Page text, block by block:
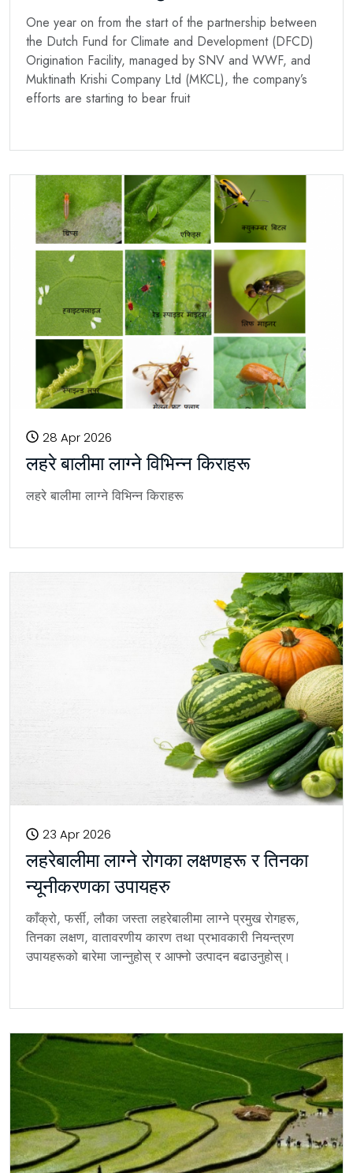
One year on from the start of the partnership between
the Dutch Fund for Climate and Development (DFCD)
Origination Facility, managed by SNV and WWF, and
Muktinath Krishi Company Ltd (MKCL), the company’s
efforts are starting to bear fruit
28 Apr 2026
लहरे बालीमा लाग्ने विभिन्न किराहरू
लहरे बालीमा लाग्ने विभिन्न किराहरू
23 Apr 2026
लहरेबालीमा लाग्ने रोगका लक्षणहरू र तिनका
न्यूनीकरणका उपायहरु
काँक्रो, फर्सी, लौका जस्ता लहरेबालीमा लाग्ने प्रमुख रोगहरू,
तिनका लक्षण, वातावरणीय कारण तथा प्रभावकारी नियन्त्रण
उपायहरूको बारेमा जान्नुहोस् र आफ्नो उत्पादन बढाउनुहोस्।